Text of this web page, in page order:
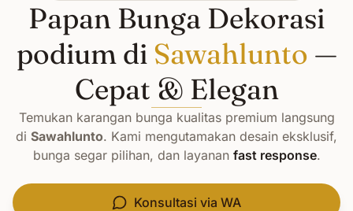
Papan Bunga Dekorasi
podium di Sawahlunto —
Cepat & Elegan
Temukan karangan bunga kualitas premium langsung
di Sawahlunto. Kami mengutamakan desain eksklusif,
bunga segar pilihan, dan layanan fast response.
Konsultasi via WA